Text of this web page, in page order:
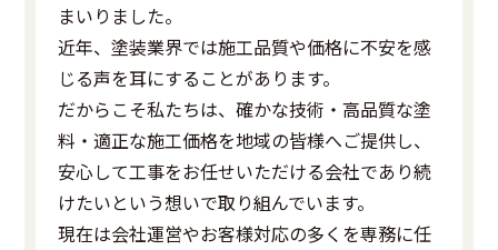
まいりました。
近年、塗装業界では施工品質や価格に不安を感
じる声を耳にすることがあります。
だからこそ私たちは、確かな技術・高品質な塗
料・適正な施工価格を地域の皆様へご提供し、
安心して工事をお任せいただける会社であり続
けたいという想いで取り組んでいます。
現在は会社運営やお客様対応の多くを専務に任